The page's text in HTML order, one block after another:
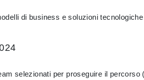
di business e soluzioni
selezionati per proseguire il